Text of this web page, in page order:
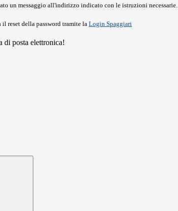
un messaggio all'indirizzo indicato con le istruzioni necessarie.
reset della password tramite la Login Spaggiari
di posta elettronica!